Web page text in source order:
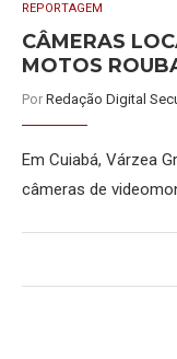
REPORTAGEM
CÂMERAS
MOTOS
Por Redação Digital
Em Cuiabá, Várzea
câmeras de